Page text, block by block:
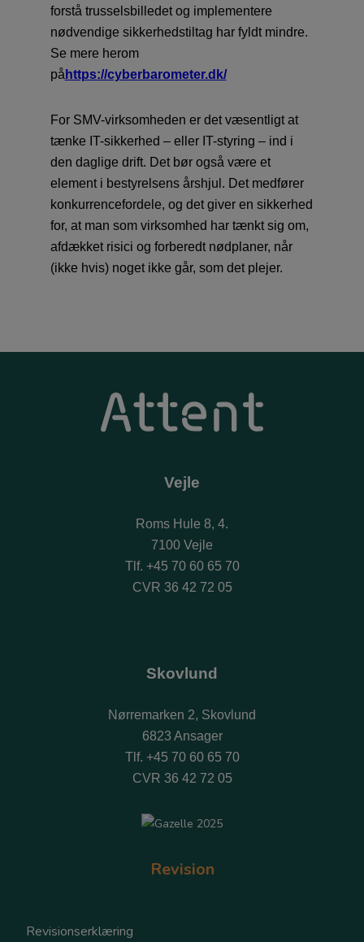
forstå trusselsbilledet og implementere
nødvendige sikkerhedstiltag har fyldt mindre.
Se mere herom
på https://cyberbarometer.dk/
For SMV-virksomheden er det væsentligt at
tænke IT-sikkerhed – eller IT-styring – ind i
den daglige drift. Det bør også være et
element i bestyrelsens årshjul. Det medfører
konkurrencefordele, og det giver en sikkerhed
for, at man som virksomhed har tænkt sig om,
afdækket risici og forberedt nødplaner, når
(ikke hvis) noget ikke går, som det plejer.
Vejle
Roms Hule 8, 4.
7100 Vejle
Tlf. +45 70 60 65 70
CVR 36 42 72 05
Skovlund
Nørremarken 2, Skovlund
6823 Ansager
Tlf. +45 70 60 65 70
CVR 36 42 72 05
Revision
Revisionserklæring